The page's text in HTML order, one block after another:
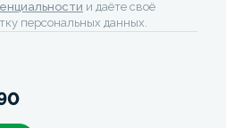
и даёте своё
персональных данных.